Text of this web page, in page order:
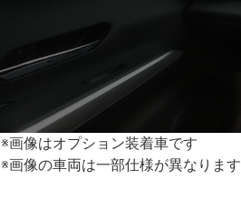
※画像はオプション装着車です
※画像の車両は一部仕様が異なります